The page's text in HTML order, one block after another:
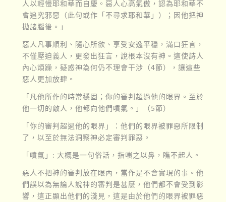
人以輕慢耶和華而自慶。惡人心高氣傲，認為耶和華不
會追究邪惡（此句或作「不尋求耶和華」）；因他把神
拋諸腦後。」
惡人凡事順利、隨心所欲、享受安逸平穩，滿口狂言，
不僅壓迫義人，更發出狂言，說根本沒有神。這使詩人
內心煩躁，疑惑神為何仍不理會干涉（4節），讓這些
惡人更加放肆。
「凡他所作的時常穩固；你的審判超過他的眼界。至於
他一切的敵人，他都向他們噴氣。」（5節）
「你的審判超過他的眼界」：他們的眼界被罪惡所限制
了，以至於無法洞察神必定審判罪惡。
「噴氣」: 大概是一句俗話，指嗤之以鼻，瞧不起人。
惡人不把神的審判放在眼內，當作是不會實現的事。他
們誤以為無論人說神的審判是甚麼，他們都不會受到影
響，這正顯出他們的淺見，這是由於他們的眼界被罪惡